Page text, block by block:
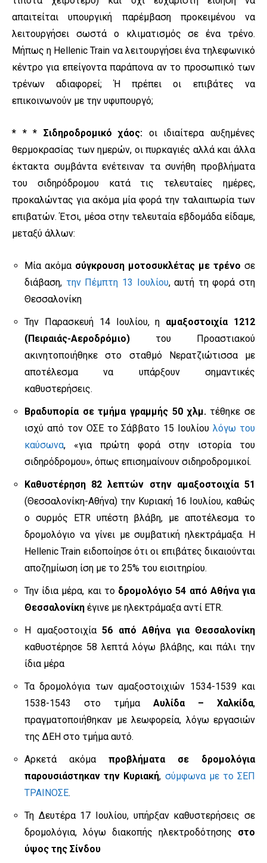
απαιτείται υπουργική παρέμβαση προκειμένου να
λειτουργήσει σωστά ο κλιματισμός σε ένα τρένο.
Μήπως η Hellenic Train να λειτουργήσει ένα τηλεφωνικό
κέντρο για επείγοντα παράπονα αν το προσωπικό των
τρένων αδιαφορεί; Ή πρέπει οι επιβάτες να
επικοινωνούν με την υφυπουργό;
* * * Σιδηροδρομικό χάος: οι ιδιαίτερα αυξημένες
θερμοκρασίας των ημερών, οι πυρκαγιές αλλά και άλλα
έκτακτα συμβάντα ενέτειναν τα συνήθη προβλήματα
του σιδηρόδρομου κατά τις τελευταίες ημέρες,
προκαλώντας για ακόμα μία φορά την ταλαιπωρία των
επιβατών. Έτσι, μέσα στην τελευταία εβδομάδα είδαμε,
μεταξύ άλλων:
Μία ακόμα σύγκρουση μοτοσυκλέτας με τρένο σε
διάβαση, την Πέμπτη 13 Ιουλίου, αυτή τη φορά στη
Θεσσαλονίκη
Την Παρασκευή 14 Ιουλίου, η αμαξοστοιχία 1212
(Πειραιάς-Αεροδρόμιο) του Προαστιακού
ακινητοποιήθηκε στο σταθμό Νερατζιώτισσα με
αποτέλεσμα να υπάρξουν σημαντικές
καθυστερήσεις.
Βραδυπορία σε τμήμα γραμμής 50 χλμ.τέθηκε σε
ισχύ από τον ΟΣΕ το Σάββατο 15 Ιουλίουλόγω του
καύσωνα, «για πρώτη φορά στην ιστορία του
σιδηρόδρομου», όπως επισημαίνουν σιδηροδρομικοί.
Καθυστέρηση 82 λεπτών στην αμαξοστοιχία 51
(Θεσσαλονίκη-Αθήνα) την Κυριακή 16 Ιουλίου, καθώς
ο συρμός ETR υπέστη βλάβη, με αποτέλεσμα το
δρομολόγιο να γίνει με συμβατική ηλεκτράμαξα. Η
Hellenic Train ειδοποίησε ότι οι επιβάτες δικαιούνται
αποζημίωση ίση με το 25% του εισιτηρίου.
Την ίδια μέρα, και το δρομολόγιο 54 από Αθήνα για
Θεσσαλονίκη έγινε με ηλεκτράμαξα αντί ETR.
Η αμαξοστοιχία 56 από Αθήνα για Θεσσαλονίκη
καθυστέρησε 58 λεπτά λόγω βλάβης, και πάλι την
ίδια μέρα
Τα δρομολόγια των αμαξοστοιχιών 1534-1539 και
1538-1543 στο τμήμα Αυλίδα – Χαλκίδα,
πραγματοποιήθηκαν με λεωφορεία, λόγω εργασιών
της ΔΕΗ στο τμήμα αυτό.
Αρκετά ακόμα προβλήματα σε δρομολόγια
παρουσιάστηκαν την Κυριακή, σύμφωνα με το ΣΕΠ
ΤΡΑΙΝΟΣΕ.
Τη Δευτέρα 17 Ιουλίου, υπήρξαν καθυστερήσεις σε
δρομολόγια, λόγω διακοπής ηλεκτροδότησης στο
ύψος της Σίνδου